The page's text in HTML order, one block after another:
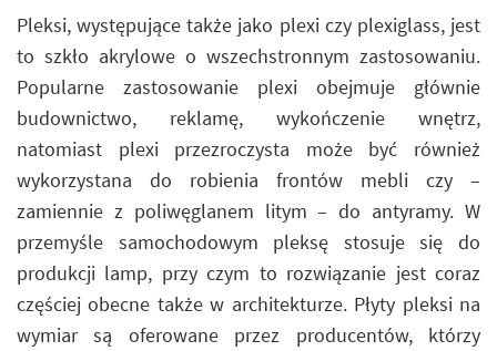
Pleksi, występujące także jako plexi czy plexiglass, jest
to szkło akrylowe o wszechstronnym zastosowaniu.
Popularne zastosowanie plexi obejmuje głównie
budownictwo, reklamę, wykończenie wnętrz,
natomiast plexi przezroczysta może być również
wykorzystana do robienia frontów mebli czy –
zamiennie z poliwęglanem litym – do antyramy. W
przemyśle samochodowym pleksę stosuje się do
produkcji lamp, przy czym to rozwiązanie jest coraz
częściej obecne także w architekturze. Płyty pleksi na
wymiar są oferowane przez producentów, którzy